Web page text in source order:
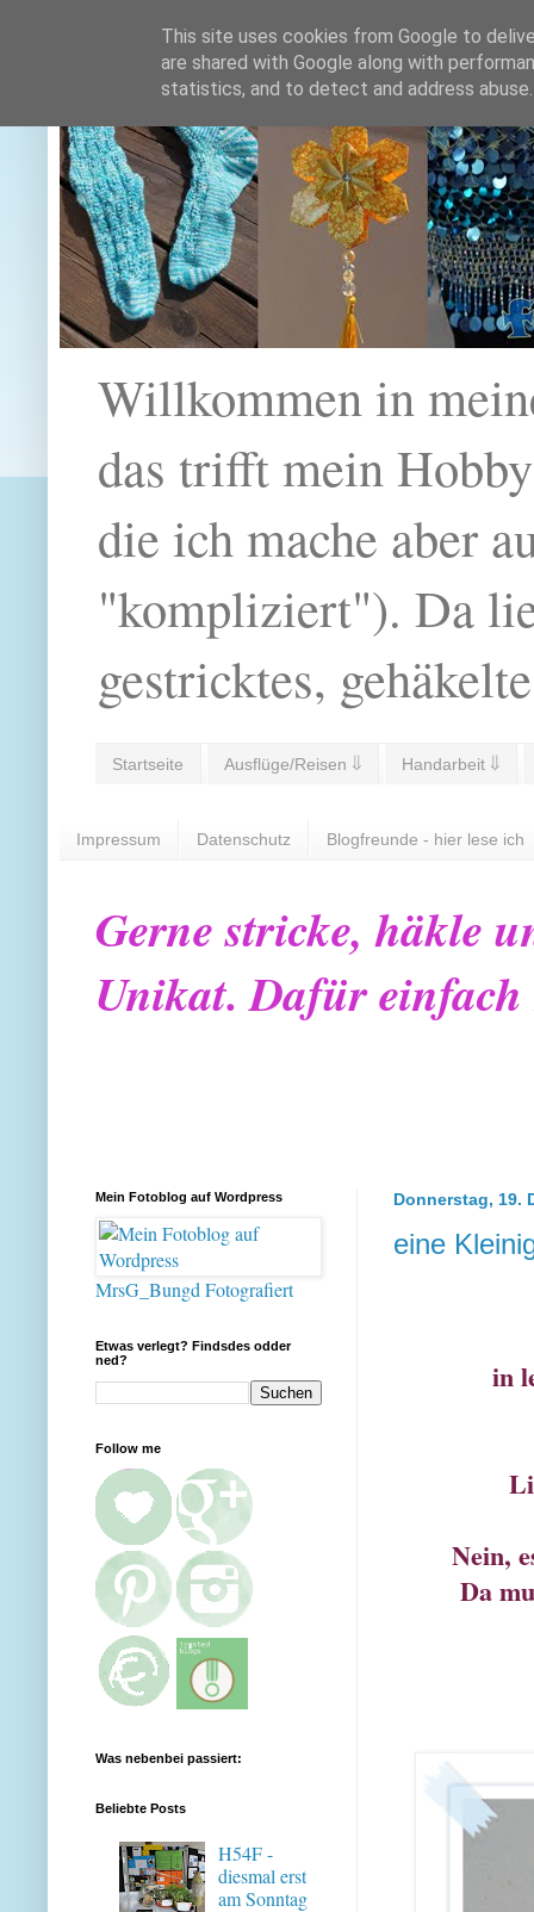
Willkommen in
das trifft mein
die ich mache aber
"kompliziert"). Da
gestricktes,
Startseite Ausflüge/Reisen ⇓ Handarbeit ⇓
Impressum Datenschutz Blogfreunde - hier lese ich
Gerne stricke, häkle
Unikat. Dafür
Donnerstag, 19.
eine
in
Nein,
Da
Mein Fotoblog auf Wordpress
MrsG_Bungd Fotografiert
Etwas verlegt? Findsdes odder
ned?
Follow me
Was nebenbei passiert:
Beliebte Posts
H54F -
diesmal erst
am Sonntag
This site uses cookies from Google to
are shared with Google along with
statistics, and to detect and address abuse.